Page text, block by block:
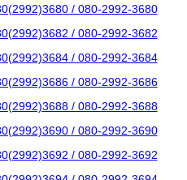
/ 080-2992-3680
/ 080-2992-3682
/ 080-2992-3684
/ 080-2992-3686
/ 080-2992-3688
/ 080-2992-3690
/ 080-2992-3692